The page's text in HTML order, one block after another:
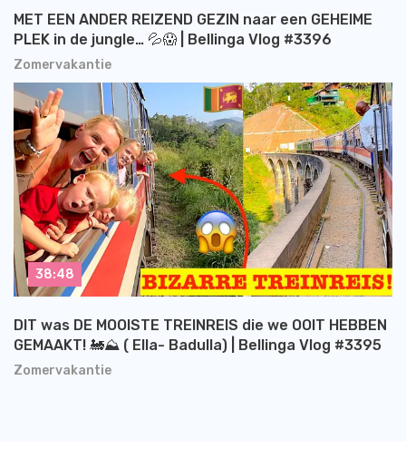
Zomervakantie
MET EEN ANDER REIZEND GEZIN naar een GEHEIME
PLEK in de jungle… 💦😱 | Bellinga Vlog #3396
Zomervakantie
DIT was DE MOOISTE TREINREIS die we OOIT HEBBEN
GEMAAKT! 🚂⛰️ ( Ella- Badulla) | Bellinga Vlog #3395
38:48